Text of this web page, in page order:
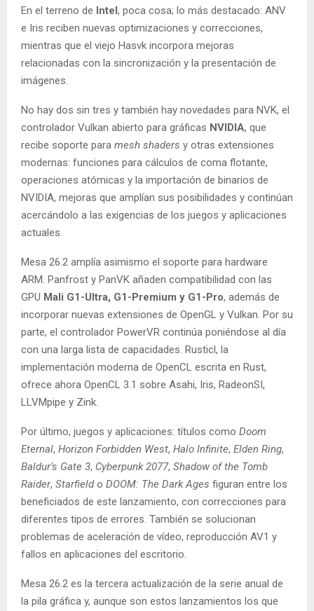
En el terreno de Intel, poca cosa; lo más destacado: ANV
e Iris reciben nuevas optimizaciones y correcciones,
mientras que el viejo Hasvk incorpora mejoras
relacionadas con la sincronización y la presentación de
imágenes.
No hay dos sin tres y también hay novedades para NVK, el
controlador Vulkan abierto para gráficas NVIDIA, que
recibe soporte para mesh shaders y otras extensiones
modernas: funciones para cálculos de coma flotante,
operaciones atómicas y la importación de binarios de
NVIDIA, mejoras que amplían sus posibilidades y continúan
acercándolo a las exigencias de los juegos y aplicaciones
actuales.
Mesa 26.2 amplía asimismo el soporte para hardware
ARM. Panfrost y PanVK añaden compatibilidad con las
GPU Mali G1-Ultra, G1-Premium y G1-Pro, además de
incorporar nuevas extensiones de OpenGL y Vulkan. Por su
parte, el controlador PowerVR continúa poniéndose al día
con una larga lista de capacidades. Rusticl, la
implementación moderna de OpenCL escrita en Rust,
ofrece ahora OpenCL 3.1 sobre Asahi, Iris, RadeonSI,
LLVMpipe y Zink.
Por último, juegos y aplicaciones: títulos como Doom
Eternal, Horizon Forbidden West, Halo Infinite, Elden Ring,
Baldur’s Gate 3, Cyberpunk 2077, Shadow of the Tomb
Raider, Starfieldo DOOM: The Dark Ages figuran entre los
beneficiados de este lanzamiento, con correcciones para
diferentes tipos de errores. También se solucionan
problemas de aceleración de vídeo, reproducción AV1 y
fallos en aplicaciones del escritorio.
Mesa 26.2 es la tercera actualización de la serie anual de
la pila gráfica y, aunque son estos lanzamientos los que